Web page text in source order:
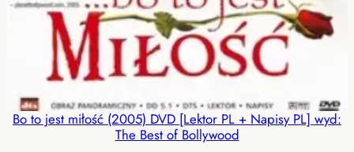
Bo to jest miłość (2005) DVD [Lektor PL + Napisy PL] wyd:
The Best of Bollywood